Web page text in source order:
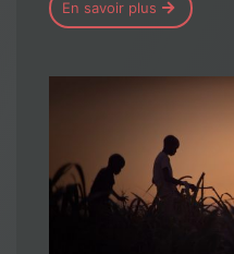
En savoir plus